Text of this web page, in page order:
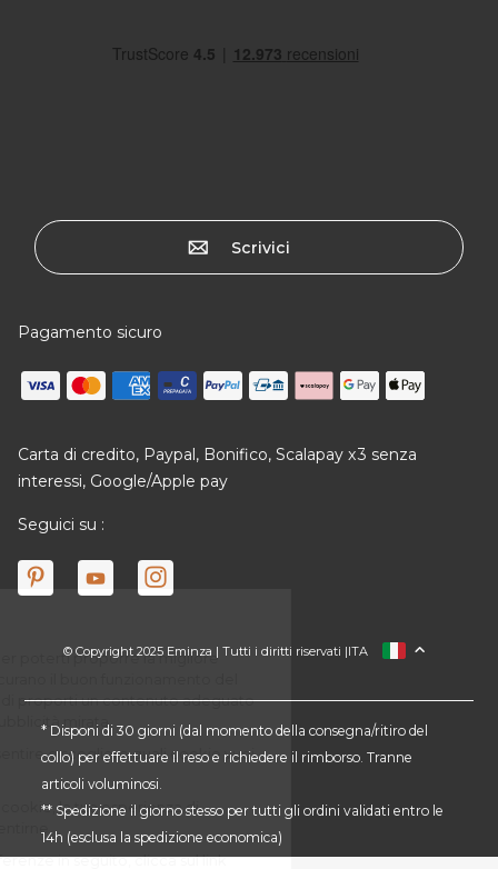
Scrivici
Pagamento sicuro
Carta di credito, Paypal, Bonifico, Scalapay x3 senza
interessi, Google/Apple pay
Seguici su :
© Copyright 2025 Eminza | Tutti i diritti riservati |
FRANCIA
GERMANIA
PAESI BASSI
ITA
* Disponi di 30 giorni (dal momento della consegna/ritiro del
collo) per effettuare il reso e richiedere il rimborso. Tranne
articoli voluminosi.
** Spedizione il giorno stesso per tutti gli ordini validati entro le
14h (esclusa la spedizione economica)